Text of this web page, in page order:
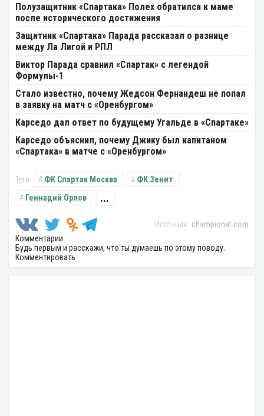
Полузащитник «Спартака» Полех обратился к маме
после исторического достижения
Защитник «Спартака» Парада рассказал о разнице
между Ла Лигой и РПЛ
Виктор Парада сравнил «Спартак» с легендой
Формулы-1
Стало известно, почему Жедсон Фернандеш не попал
в заявку на матч с «Оренбургом»
Карседо дал ответ по будущему Угальде в «Спартаке»
Карседо объяснил, почему Джику был капитаном
«Спартака» в матче с «Оренбургом»
ФК Спартак Москва
ФК Зенит
Геннадий Орлов
...
championat.com
Комментарии
Будь первым и расскажи, что ты думаешь по этому поводу.
Комментировать